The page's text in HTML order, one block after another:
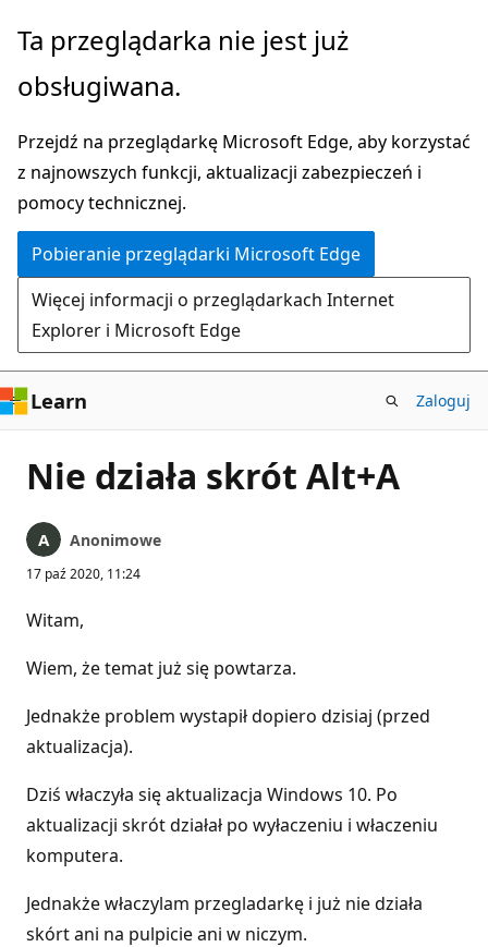
Przejdź
głównej
Ta przeglądarka nie jest już
obsługiwana.
Przejdź na przeglądarkę Microsoft Edge, aby korzystać
z najnowszych funkcji, aktualizacji zabezpieczeń i
pomocy technicznej.
Pobieranie przeglądarki Microsoft Edge
Więcej informacji o przeglądarkach Internet
Explorer i Microsoft Edge
Learn Zaloguj
Nie działa skrót Alt+A
Anonimowe
17 paź 2020, 11:24
Witam,
Wiem, że temat już się powtarza.
Jednakże problem wystapił dopiero dzisiaj (przed
aktualizacja).
Dziś właczyła się aktualizacja Windows 10. Po
aktualizacji skrót działał po wyłaczeniu i właczeniu
komputera.
Jednakże właczylam przegladarkę i już nie działa
skórt ani na pulpicie ani w niczym.